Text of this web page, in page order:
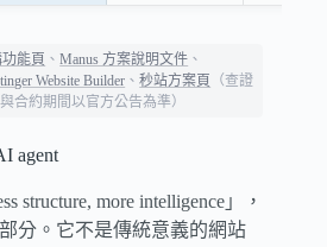
能頁 、Manus 方案說明文件 、
Website Builder 、秒站方案頁
（查證
合約期間以官方公告為準）
agent
structure, more intelligence」，
分。它不是傳統意義的網站